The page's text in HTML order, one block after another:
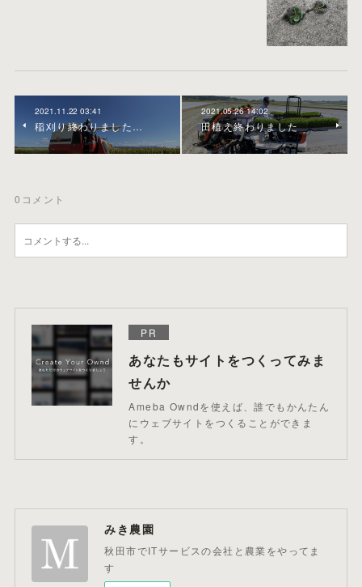
2021.11.22 03:41
稲刈り終わりました…
2021.05.26 14:02
田植え終わりました
0 コメント
PR
あなたもサイトをつくってみま
せんか
Ameba Owndを使えば、誰でもかんたん
にウェブサイトをつくることができま
す。
みき農園
秋田市でITサービスの会社と農業をやってま
す